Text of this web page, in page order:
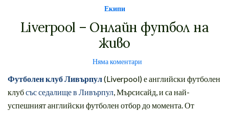
Екипи
Liverpool – Онлайн футбол на
живо
Няма коментари
Футболен клуб Ливърпул(Liverpool) е английски футболен
клубсъс седалище в Ливърпул, Мърсисайд, и са най-
успешният английски футболен отбор до момента. От